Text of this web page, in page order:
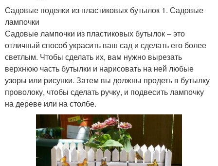
Садовые поделки из пластиковых бутылок 1. Садовые
лампочки
Садовые лампочки из пластиковых бутылок – это
отличный способ украсить ваш сад и сделать его более
светлым. Чтобы сделать их, вам нужно вырезать
верхнюю часть бутылки и нарисовать на ней любые
узоры или рисунки. Затем вы должны продеть в бутылку
проволоку, чтобы сделать ручку, и подвесить лампочку
на дереве или на столбе.